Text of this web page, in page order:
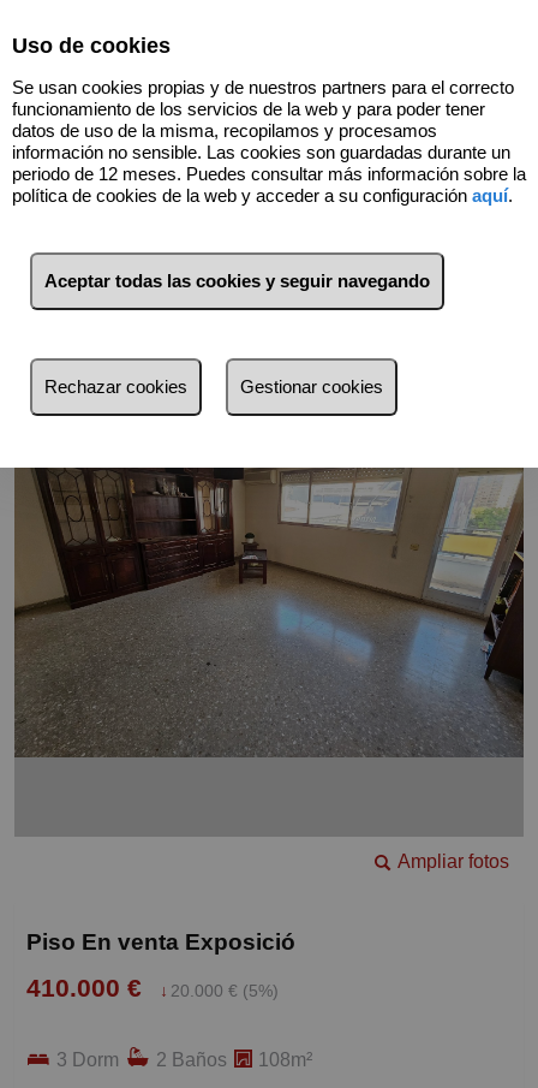
Volver
Ampliar fotos
Piso En venta Exposició
410.000 € ↓ 20.000 € (5%)
3 Dorm 2 Baños 108m²
Uso de cookies
Se usan cookies propias y de nuestros partners para el correcto
funcionamiento de los servicios de la web y para poder tener
datos de uso de la misma, recopilamos y procesamos
información no sensible. Las cookies son guardadas durante un
periodo de 12 meses. Puedes consultar más información sobre la
política de cookies de la web y acceder a su configuración aquí.
Aceptar todas las cookies y seguir navegando
Rechazar cookies Gestionar cookies